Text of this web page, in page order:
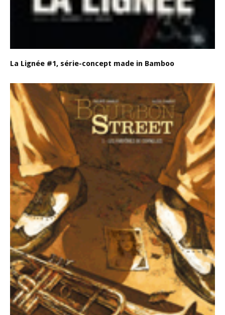
La Lignée #1, série-concept made in Bamboo